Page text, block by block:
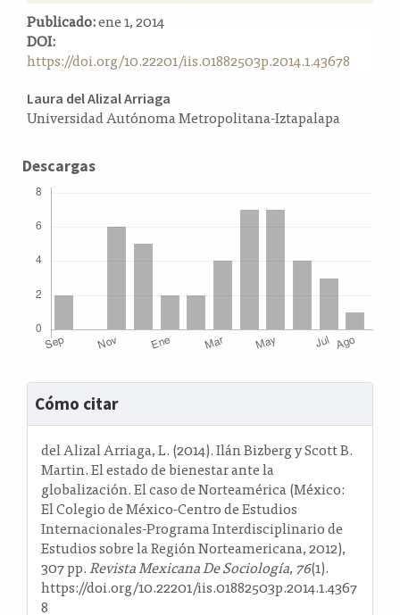
Publicado:ene 1, 2014
DOI:
https://doi.org/10.22201/iis.01882503p.2014.1.43678
Contenido
principal
artículo
Laura del Alizal Arriaga
Universidad Autónoma Metropolitana-Iztapalapa
Descargas
Detalles
del
artículo
Cómo citar
del Alizal Arriaga, L. (2014). Ilán Bizberg y Scott B.
Martin. El estado de bienestar ante la
globalización. El caso de Norteamérica (México:
El Colegio de México-Centro de Estudios
Internacionales-Programa Interdisciplinario de
Estudios sobre la Región Norteamericana, 2012),
307 pp.Revista Mexicana De Sociología, 76(1).
https://doi.org/10.22201/iis.01882503p.2014.1.4367
8